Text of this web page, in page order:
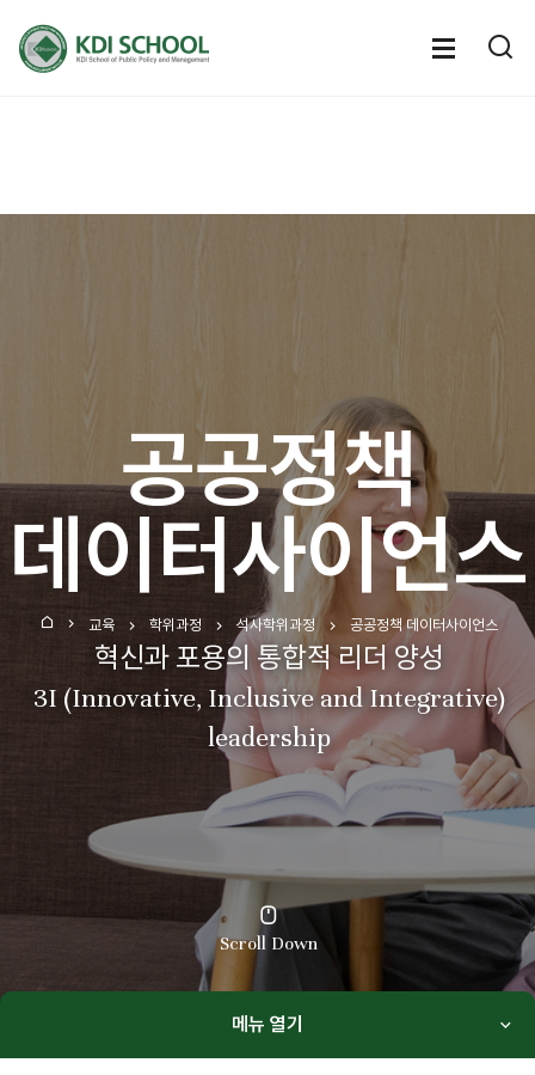
전체메
공공정책
데이터사이언스
교육 학위과정 석사학위과정 공공정책 데이터사이언스
혁신과 포용의 통합적 리더 양성
3I (Innovative, Inclusive and Integrative)
leadership
Scroll Down
메뉴 열기